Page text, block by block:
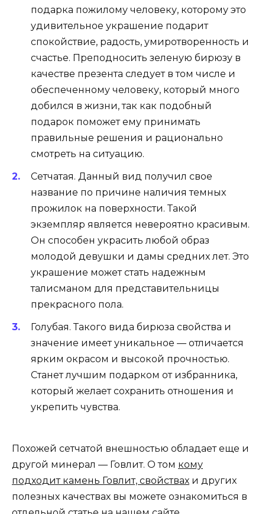
подарка пожилому человеку, которому это
удивительное украшение подарит
спокойствие, радость, умиротворенность и
счастье. Преподносить зеленую бирюзу в
качестве презента следует в том числе и
обеспеченному человеку, который много
добился в жизни, так как подобный
подарок поможет ему принимать
правильные решения и рационально
смотреть на ситуацию.
Сетчатая. Данный вид получил свое
название по причине наличия темных
прожилок на поверхности. Такой
экземпляр является невероятно красивым.
Он способен украсить любой образ
молодой девушки и дамы средних лет. Это
украшение может стать надежным
талисманом для представительницы
прекрасного пола.
Голубая. Такого вида бирюза свойства и
значение имеет уникальное — отличается
ярким окрасом и высокой прочностью.
Станет лучшим подарком от избранника,
который желает сохранить отношения и
укрепить чувства.
Похожей сетчатой внешностью обладает еще и
другой минерал — Говлит. О том кому
подходит камень Говлит, свойствах и других
полезных качествах вы можете ознакомиться в